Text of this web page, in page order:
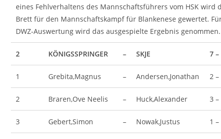
eines Fehlverhaltens des Mannschaftsführers vom HSK wird
Brett für den Mannschaftskampf für Blankenese gewertet.
DWZ-Auswertung wird das ausgespielte Ergebnis genommen.
2 KÖNIGSSPRINGER – SKJE 7 –
1 Grebita,Magnus – Andersen,Jonathan 2 –
2 Braren,Ove Neelis – Huck,Alexander 3 –
3 Gebert,Simon – Nowak,Justus 1